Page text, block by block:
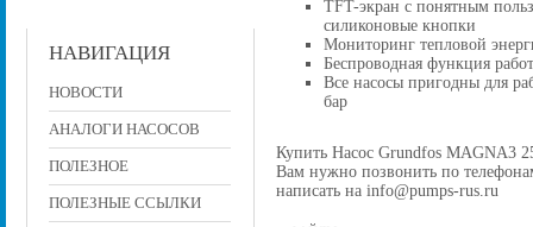
НАВИГАЦИЯ
НОВОСТИ
АНАЛОГИ НАСОСОВ
ПОЛЕЗНОЕ
ПОЛЕЗНЫЕ ССЫЛКИ
TFT-экран с понятным
силиконовые кнопки
Мониторинг тепловой
Беспроводная функция
Все насосы пригодны для
бар
Купить Насос Grundfos MAGNA3
Вам нужно позвонить по
написать на info@pumps-rus.ru